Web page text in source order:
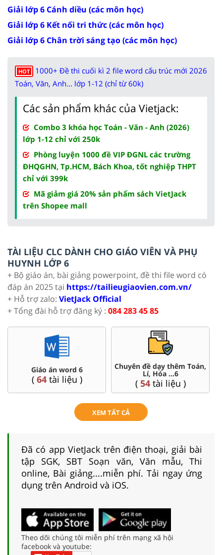
Giải lớp 6 Cánh diều (các môn học)
Giải lớp 6 Kết nối tri thức (các môn học)
Giải lớp 6 Chân trời sáng tạo (các môn học)
HOT
1000+ Đề thi cuối kì 2 file word cấu trúc mới 2026
Toán, Văn, Anh... lớp 1-12 (chỉ từ 60k)
Các sản phẩm khác của Vietjack:
Combo 3 khóa học Toán - Văn - Anh (2026)
lớp 1-12 chỉ với 250k
Phòng luyện 1000 đề VIP ĐGNL các trường
ĐHQGHN, Tp.HCM, Bách Khoa, tốt nghiệp THPT
chỉ với 399k
Mã giảm giá 20% sản phẩm sách VietJack
trên Shopee mall
TÀI LIỆU CLC DÀNH CHO GIÁO VIÊN VÀ PHỤ
HUYNH LỚP 6
+ Bộ giáo án, bài giảng powerpoint, đề thi file word có
đáp án 2025 tại https://tailieugiaovien.com.vn/
+ Hỗ trợ zalo: VietJack Official
+ Tổng đài hỗ trợ đăng ký : 084 283 45 85
thêm Toán, Đề thi HSG 6
(
Trắc nghiệm
(
XEM TẤT CẢ
Đã có app VietJack trên điện thoại, giải bài
tập SGK, SBT Soạn văn, Văn mẫu, Thi
online, Bài giảng....miễn phí. Tải ngay ứng
dụng trên Android và iOS.
Theo dõi chúng tôi miễn phí trên mạng xã hội
facebook và youtube: